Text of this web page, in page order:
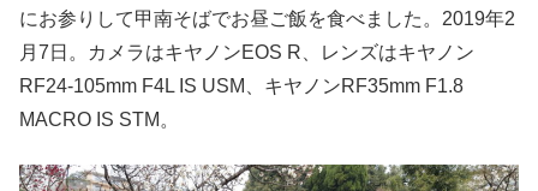
にお参りして甲南そばでお昼ご飯を食べました。2019年2
月7日。カメラはキヤノンEOS R、レンズはキヤノン
RF24-105mm F4L IS USM、キヤノンRF35mm F1.8
MACRO IS STM。